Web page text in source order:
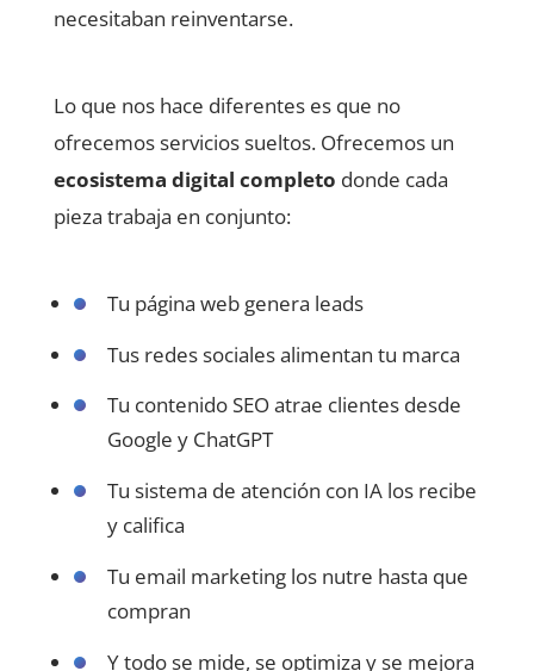
necesitaban reinventarse.
Lo que nos hace diferentes es que no
ofrecemos servicios sueltos. Ofrecemos un
ecosistema digital completo donde cada
pieza trabaja en conjunto:
Tu página web genera leads
Tus redes sociales alimentan tu marca
Tu contenido SEO atrae clientes desde
Google y ChatGPT
Tu sistema de atención con IA los recibe
y califica
Tu email marketing los nutre hasta que
compran
Y todo se mide, se optimiza y se mejora